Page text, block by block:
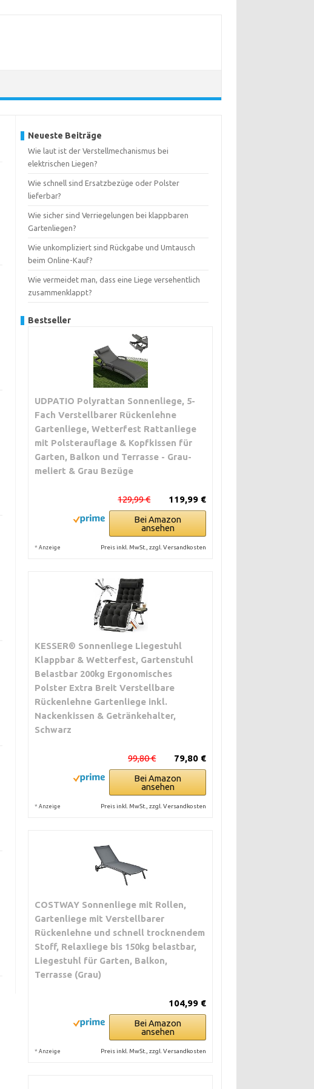
Neueste Beiträge
Wie laut ist der Verstellmechanismus bei
elektrischen Liegen?
Wie schnell sind Ersatzbezüge oder Polster
lieferbar?
Wie sicher sind Verriegelungen bei klappbaren
Gartenliegen?
Wie unkompliziert sind Rückgabe und Umtausch
beim Online-Kauf?
Wie vermeidet man, dass eine Liege versehentlich
zusammenklappt?
Bestseller
UDPATIO Polyrattan Sonnenliege, 5-
Fach Verstellbarer Rückenlehne
Gartenliege, Wetterfest Rattanliege
mit Polsterauflage & Kopfkissen für
Garten, Balkon und Terrasse - Grau-
meliert & Grau Bezüge
119,99 €
129,99 €
Bei Amazon
ansehen
* Anzeige Preis inkl. MwSt., zzgl. Versandkosten
KESSER® Sonnenliege Liegestuhl
Klappbar & Wetterfest, Gartenstuhl
Belastbar 200kg Ergonomisches
Polster Extra Breit Verstellbare
Rückenlehne Gartenliege inkl.
Nackenkissen & Getränkehalter,
Schwarz
79,80 €
99,80 €
Bei Amazon
ansehen
* Anzeige Preis inkl. MwSt., zzgl. Versandkosten
COSTWAY Sonnenliege mit Rollen,
Gartenliege mit Verstellbarer
Rückenlehne und schnell trocknendem
Stoff, Relaxliege bis 150kg belastbar,
Liegestuhl für Garten, Balkon,
Terrasse (Grau)
104,99 €
Bei Amazon
ansehen
* Anzeige Preis inkl. MwSt., zzgl. Versandkosten